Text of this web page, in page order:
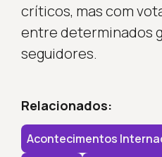
críticos, mas com
entre determinados
seguidores.
Relacionados:
Acontecimentos